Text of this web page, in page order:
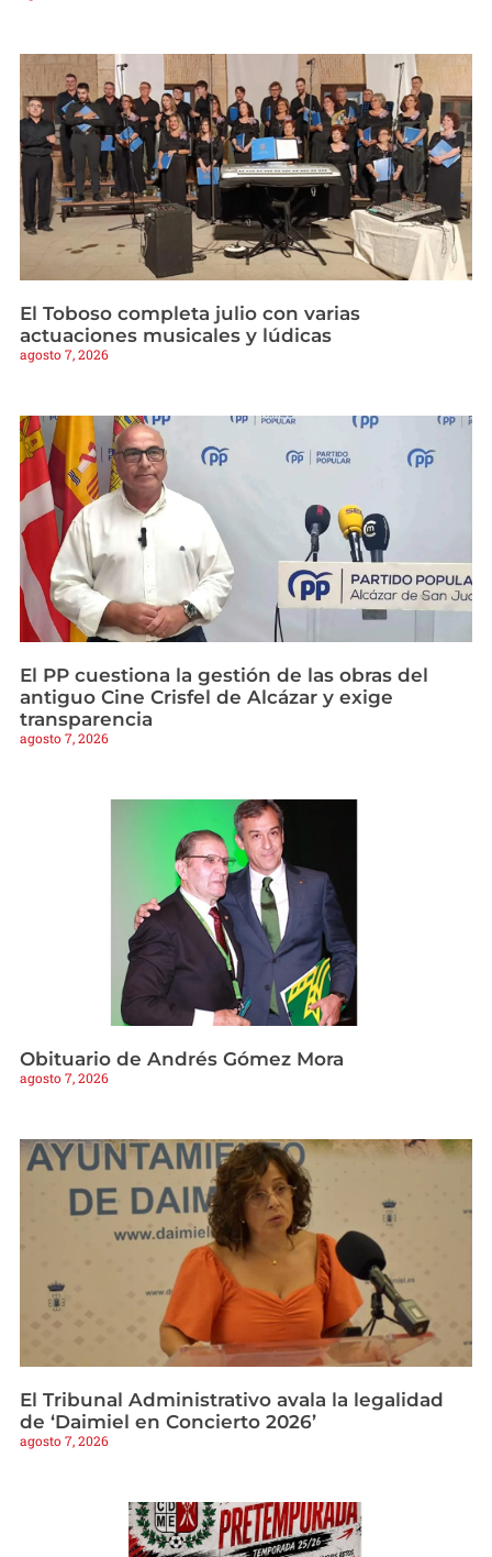
El Toboso completa julio con varias
actuaciones musicales y lúdicas
agosto 7, 2026
El PP cuestiona la gestión de las obras del
antiguo Cine Crisfel de Alcázar y exige
transparencia
agosto 7, 2026
Obituario de Andrés Gómez Mora
agosto 7, 2026
El Tribunal Administrativo avala la legalidad
de ‘Daimiel en Concierto 2026’
agosto 7, 2026